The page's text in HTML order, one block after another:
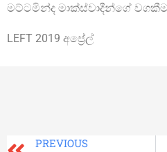
මට්ටමින්ද මාක්ස්වාදීන්ගේ
LEFT 2019 අප්‍රේල්
PREVIOUS